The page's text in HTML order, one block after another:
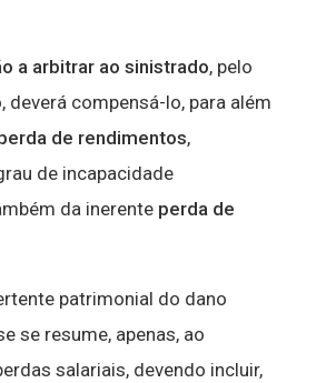
a arbitrar ao sinistrado, pelo
deverá compensá-lo, para além
de rendimentos,
de incapacidade
da inerente perda de
patrimonial do dano
se resume, apenas, ao
salariais, devendo incluir,